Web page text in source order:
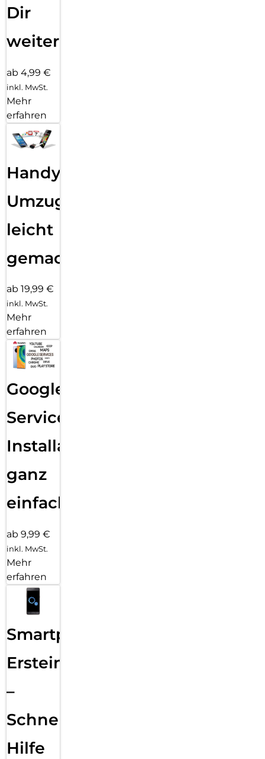
Dir
weiter
ab 4,99 €
inkl. MwSt.
Mehr
erfahren
Handy
Umzug
leicht
gemacht!
ab 19,99 €
inkl. MwSt.
Mehr
erfahren
Google
Services
Installation
ganz
einfach
ab 9,99 €
inkl. MwSt.
Mehr
erfahren
Smartphone
Ersteinrichtung
–
Schnelle
Hilfe